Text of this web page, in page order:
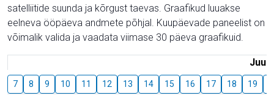
satelliitide suunda ja kõrgust taevas. Graafikud luuakse
eelneva ööpäeva andmete põhjal. Kuupäevade paneelist on
võimalik valida ja vaadata viimase 30 päeva graafikuid.
Juuli
7 8 9 10 11 12 13 14 15 16 17 18 19